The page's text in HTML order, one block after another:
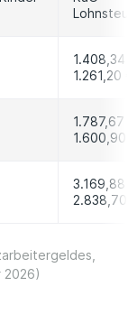
1.408,34 €
1.261,20 €
1.787,67 €
1.600,90
3.169,88 €
2.838,70
2026)